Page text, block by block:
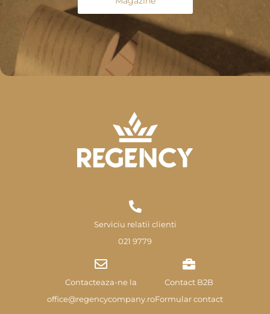
Serviciu relatii clienti
021 9779
Contacteaza-ne la
office@regencycompany.ro
Contact B2B
Formular contact